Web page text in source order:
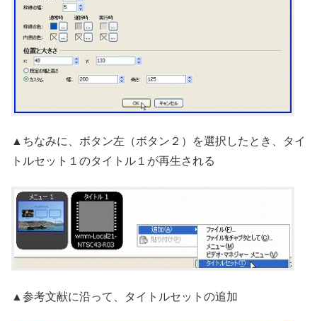
▲ちなみに、ボタン左（ボタン２）を選択したとき、タイ
トルセット１のタイトル１が再生される
▲参考文献に沿って、タイトルセットの追加